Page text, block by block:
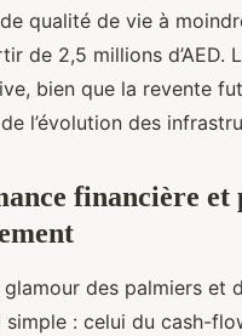
qualité de vie à
de 2,5 millions d’AED.
bien que la revente
l’évolution des
financière et
glamour des palmiers et
simple : celui du cash-